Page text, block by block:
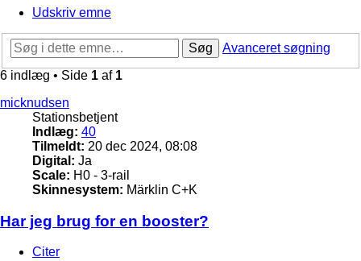
Udskriv emne
Søg
Avanceret søgning
6 indlæg • Side 1 af 1
micknudsen
Stationsbetjent
Indlæg: 40
Tilmeldt: 20 dec 2024, 08:08
Digital: Ja
Scale: H0 - 3-rail
Skinnesystem: Märklin C+K
Har jeg brug for en booster?
Citer